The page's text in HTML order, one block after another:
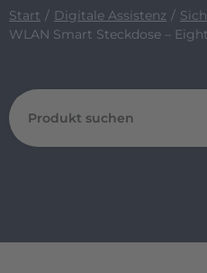
Start Digitale Assistenz
WLAN Smart Steckdose –